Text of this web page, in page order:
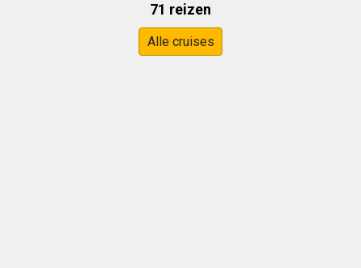
71 reizen
Alle cruises